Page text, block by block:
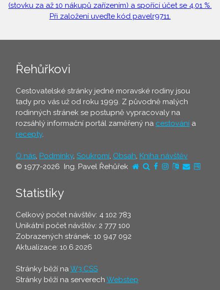
(stovku za až 10 nákupů zařízením) a spořící účet se 4,01 %.
Při založení uveďte kód pavelr9711.
Řehůřkovi
Cestovatelské stránky jedné moravské rodiny jsou
tady pro vás už od roku 1999. Z původně malých
rodinných stránek se postupně vypracovaly na
rozsáhlý informační portál zaměřený na cestování a
recepty.
O nás, Podmínky, Soukromí, Obsah, Kniha návštěv
© 1977-2026 Ing. Pavel Řehůřek
Statistiky
Celkový počet návštěv: 4 102 783
Unikátní počet návštěv: 2 777 100
Zobrazených stránek: 10 947 092
Aktualizace: 10.6.2026
Stránky běží naW3.CSS
Stránky běží na serverech Webstep